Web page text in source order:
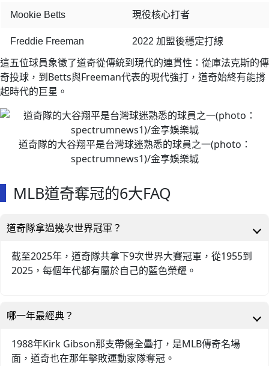
Mookie Betts 現役核心打者
Freddie Freeman 2022 加盟後穩定打線
這五位球員象徵了道奇從傳統到現代的連貫性：從庫法克斯的傳
奇投球，到Betts與Freeman代表的現代強打，道奇始終有能撐
起時代的巨星。
道奇隊的大谷翔平是台灣球迷熟悉的球員之一(photo：
spectrumnews1)/金享娛樂城
MLB道奇奪冠的6大FAQ
道奇隊拿過幾次世界冠軍？
截至2025年，道奇隊共拿下9次世界大賽冠軍，從1955到
2025，每個年代都有屬於自己的藍色榮耀。
哪一年最經典？
1988年Kirk Gibson那支帶傷全壘打，是MLB傳奇名場
面，道奇也在那年擊敗運動家隊奪冠。